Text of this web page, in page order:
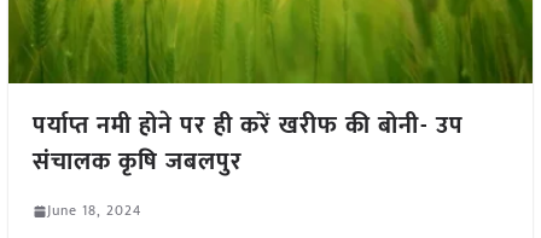
पर्याप्त नमी होने पर ही करें खरीफ की बोनी- उप
संचालक कृषि जबलपुर
June 18, 2024